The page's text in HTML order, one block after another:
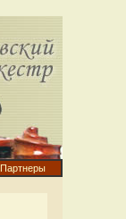
Партнеры